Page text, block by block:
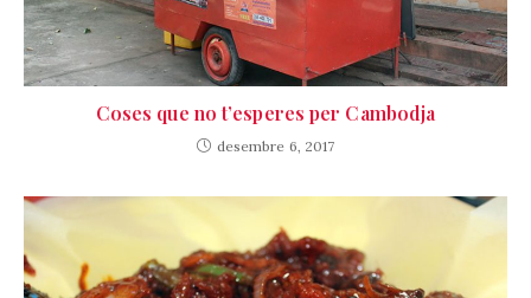
Coses que no t’esperes per Cambodja
desembre 6, 2017